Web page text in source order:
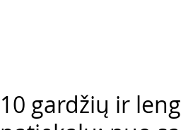
10 gardžių ir